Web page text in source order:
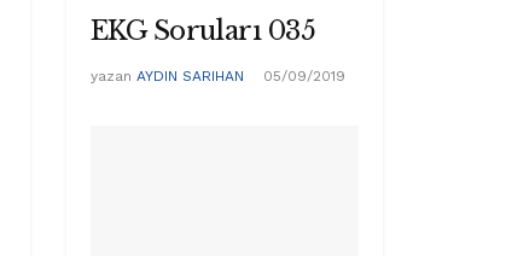
EKG Soruları 035
yazan AYDIN SARIHAN 05/09/2019